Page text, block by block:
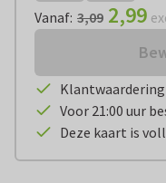
Vanaf: 3,09 2,99
Klantwaardering
Voor 21:00 uur
Deze kaart is